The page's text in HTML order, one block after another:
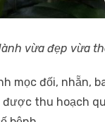
vừa đẹp vừa
mọc đối, nhẵn,
được thu hoạch